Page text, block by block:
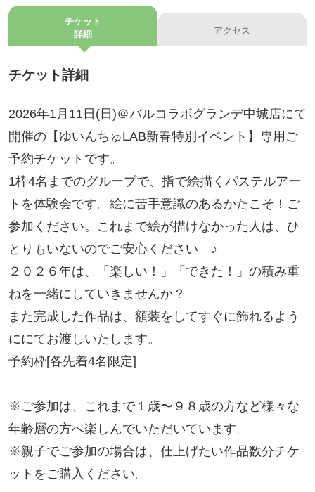
チケット
詳細
アクセス
チケット詳細
2026年1月11日(日)＠バルコラボグランデ中城店にて
開催の【ゆいんちゅLAB新春特別イベント】専用ご
予約チケットです。
1枠4名までのグループで、指で絵描くパステルアー
トを体験会です。絵に苦手意識のあるかたこそ！ご
参加ください。これまで絵が描けなかった人は、ひ
とりもいないのでご安心ください。♪
２０２６年は、「楽しい！」「できた！」の積み重
ねを一緒にしていきませんか？
また完成した作品は、額装をしてすぐに飾れるよう
ににてお渡しいたします。
予約枠[各先着4名限定]
※ご参加は、これまで１歳〜９８歳の方など様々な
年齢層の方へ楽しんでいただいています。
※親子でご参加の場合は、仕上げたい作品数分チケ
ットをご購入ください。